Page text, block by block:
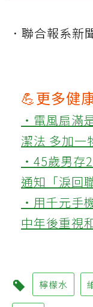
．聯合報系新
💪更多健
‧電風扇滿
潔法 多加一
‧45歲男存
通知「淚回
‧用千元手
中年後重視
檸檬水